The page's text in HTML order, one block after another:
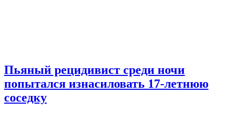
Пьяный рецидивист среди ночи
попытался изнасиловать 17-летнюю
соседку